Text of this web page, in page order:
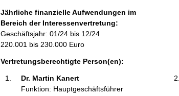
Jährliche finanzielle Aufwendungen im
Bereich der Interessenvertretung:
Geschäftsjahr: 01/24 bis 12/24
220.001 bis 230.000 Euro
Vertretungsberechtigte Person(en):
Dr. Martin Kanert
Funktion: Hauptgeschäftsführer